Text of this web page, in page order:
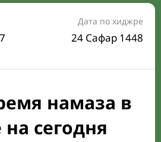
на сегодня
Дата по хиджре
24 Сафар 1448
намаза в
сегодня